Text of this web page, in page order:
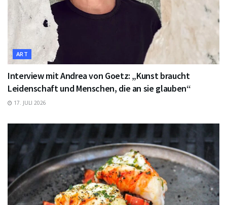
ART
Interview mit Andrea von Goetz: „Kunst braucht
Leidenschaft und Menschen, die an sie glauben“
17. JULI 2026